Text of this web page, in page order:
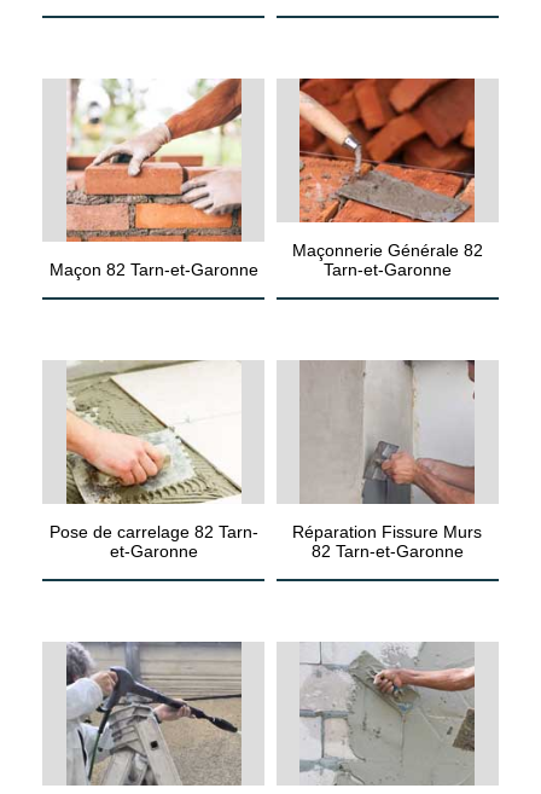
Maçon 82 Tarn-et-Garonne
Maçonnerie Générale 82
Tarn-et-Garonne
Pose de carrelage 82 Tarn-
et-Garonne
Réparation Fissure Murs
82 Tarn-et-Garonne